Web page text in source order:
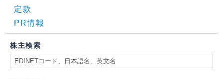
定款
PR情報
株主検索